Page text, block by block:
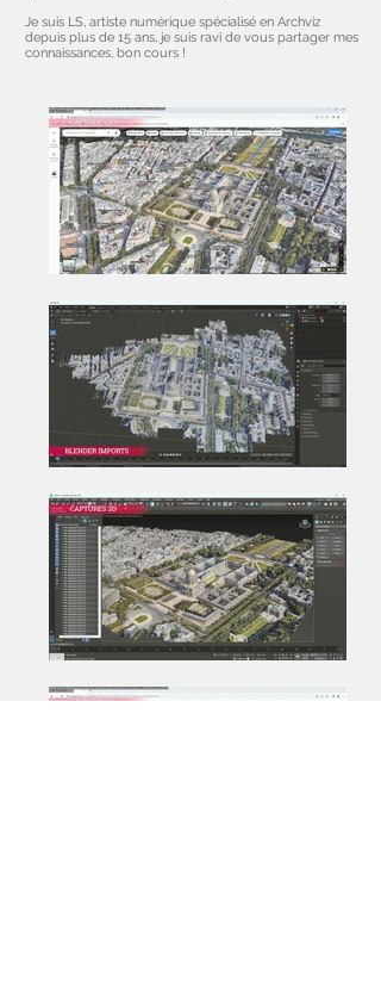
Je suis LS, artiste numérique spécialisé en Archviz
depuis plus de 15 ans, je suis ravi de vous partager mes
connaissances, bon cours !